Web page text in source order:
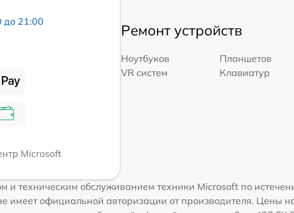
до 21:00
Microsoft
Ремонт устройств
Ноутбуков Планшетов
VR систем
Клавиатур
и техническим обслуживанием техники Microsoft по
имеет официальной авторизации от производителя. Цены